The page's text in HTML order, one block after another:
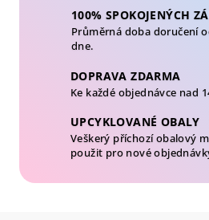
100% SPOKOJENÝCH
Průměrná doba doručení
dne.
DOPRAVA ZDARMA
Ke každé objednávce nad
UPCYKLOVANÉ OBALY
Veškerý příchozí obalový
použit pro nové